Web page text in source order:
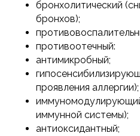
бронхолитический
бронхов);
противоотечный:
антимикробный;
проявления аллергии);
иммунной системы);
антиоксидантный;